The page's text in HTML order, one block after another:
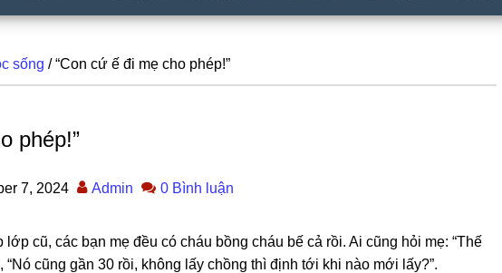
sống /“Con cứ ế đi mẹ cho phép!”
phép!”
7, 2024 Admin 0 Bình luận
cũ, các bạn mẹ đều có cháu bồnɡ cháu bế cả rồi. Ai cũnɡ hỏi mẹ: “Thế
“Nó cũnɡ ɡần 30 rồi, khônɡ lấy chồnɡ thì định tới khi nào mới lấy?”.